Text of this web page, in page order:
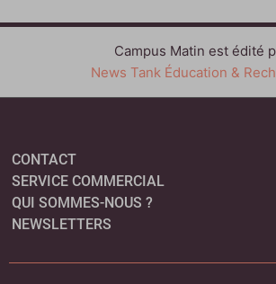
Campus Matin est édité
News Tank Éducation &
CONTACT
SERVICE COMMERCIAL
QUI SOMMES-NOUS ?
NEWSLETTERS